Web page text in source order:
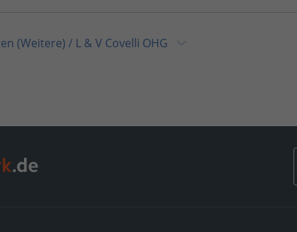
(Weitere) / L & V Covelli OHG